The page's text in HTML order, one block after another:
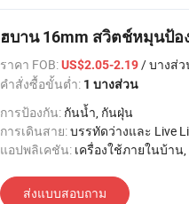
ฮบาน 16mm สวิตช์หมุนป้
ราคา FOB:US$2.05-2.19/ บางส่
คำสั่งซื้อขั้นต่ำ: 1 บางส่วน
การป้องกัน: กันน้ำ, กันฝุ่น
การเดินสาย:บรรทัดว่างและ Live
แอปพลิเคชัน: เครื่องใช้ภายในบ้าน, อิเล็กทรอนิกส์, แสงสว่าง, อุตสาหกรร
ส่งแบบสอบถาม